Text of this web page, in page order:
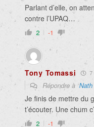
Parlant d’elle, on
contre l’UPAQ…
2 -1
Tony Tomassi 7
Répondre à
Je finis de mettre du
t’écouter. Une chum
2 -1